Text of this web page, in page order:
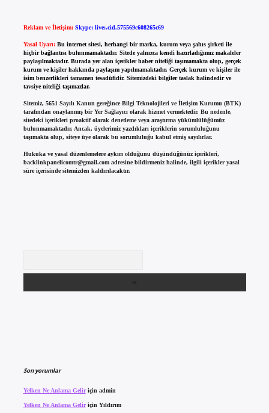
Reklam ve İletişim: Skype: live:.cid.575569c608265c69
Yasal Uyarı: Bu internet sitesi, herhangi bir marka, kurum veya şahıs şirketi ile
hiçbir bağlantısı bulunmamaktadır. Sitede yalnızca kendi hazırladığımız makaleler
paylaşılmaktadır. Burada yer alan içerikler haber niteliği taşımamakta olup, gerçek
kurum ve kişiler hakkında paylaşım yapılmamaktadır. Gerçek kurum ve kişiler ile
isim benzerlikleri tamamen tesadüfidir. Sitemizdeki bilgiler taslak halindedir ve
tavsiye niteliği taşımazlar.
Sitemiz, 5651 Sayılı Kanun gereğince Bilgi Teknolojileri ve İletişim Kurumu (BTK)
tarafından onaylanmış bir Yer Sağlayıcı olarak hizmet vermektedir. Bu nedenle,
sitedeki içerikleri proaktif olarak denetleme veya araştırma yükümlülüğümüz
bulunmamaktadır. Ancak, üyelerimiz yazdıkları içeriklerin sorumluluğunu
taşımakta olup, siteye üye olarak bu sorumluluğu kabul etmiş sayılırlar.
Hukuka ve yasal düzenlemelere aykırı olduğunu düşündüğünüz içerikleri,
backlinkpanelicomtr@gmail.comadresine bildirmeniz halinde, ilgili içerikler yasal
süre içerisinde sitemizden kaldırılacaktır.
Son yorumlar
Yelken Ne Anlama Geliriçin admin
Yelken Ne Anlama Geliriçin Yıldırım